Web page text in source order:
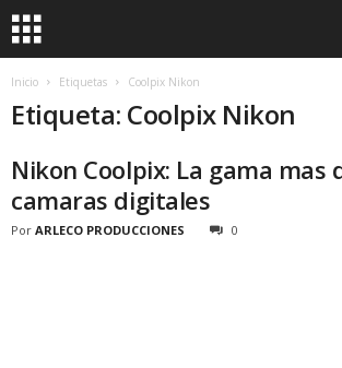
Inicio Etiquetas Coolpix Nikon
Etiqueta: Coolpix Nikon
Nikon Coolpix: La gama mas
camaras digitales
Por ARLECO PRODUCCIONES 0